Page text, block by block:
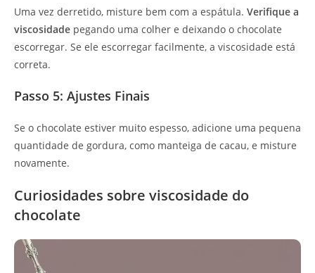
Uma vez derretido, misture bem com a espátula. Verifique a
viscosidade pegando uma colher e deixando o chocolate
escorregar. Se ele escorregar facilmente, a viscosidade está
correta.
Passo 5: Ajustes Finais
Se o chocolate estiver muito espesso, adicione uma pequena
quantidade de gordura, como manteiga de cacau, e misture
novamente.
Curiosidades sobre viscosidade do
chocolate